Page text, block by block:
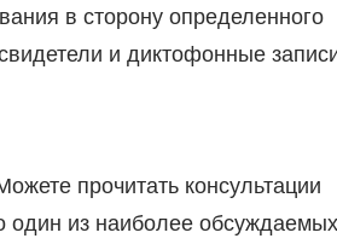
в сторону определенного
и диктофонные
прочитать консультации
из наиболее обсуждаемых